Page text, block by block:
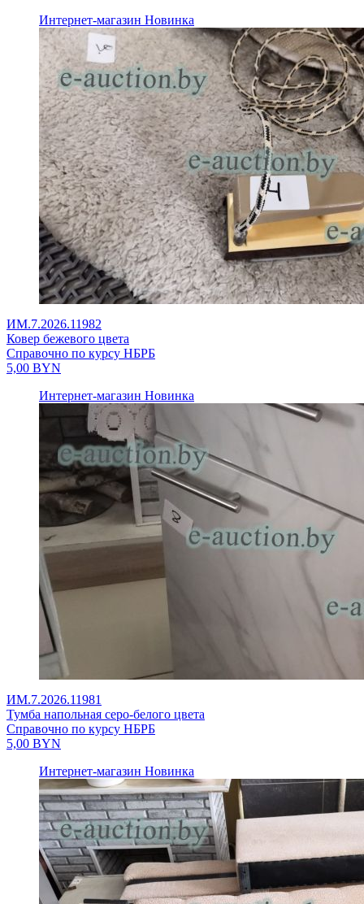
Интернет-магазин Новинка
ИМ.7.2026.11982
Ковер бежевого цвета
Справочно по курсу НБРБ
5,00 BYN
Интернет-магазин Новинка
ИМ.7.2026.11981
Тумба напольная серо-белого цвета
Справочно по курсу НБРБ
5,00 BYN
Интернет-магазин Новинка